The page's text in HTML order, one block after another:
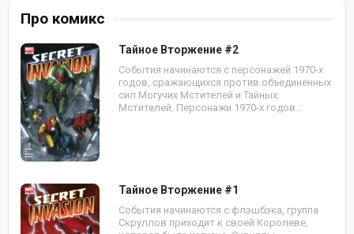
Про комикс
Тайное Вторжение #2
События начинаются с персонажей 1970-х
годов, сражающихся против объединенных
сил Могучих Мстителей и Тайных
Мстителей. Персонажи 1970-х годов...
Тайное Вторжение #1
События начинаются с флэшбэка, группа
Скруллов приходит к своей Королеве,